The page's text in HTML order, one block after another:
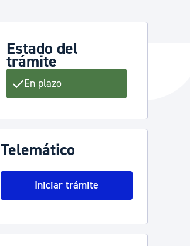
Estado del
trámite
En plazo
Telemático
Iniciar trámite